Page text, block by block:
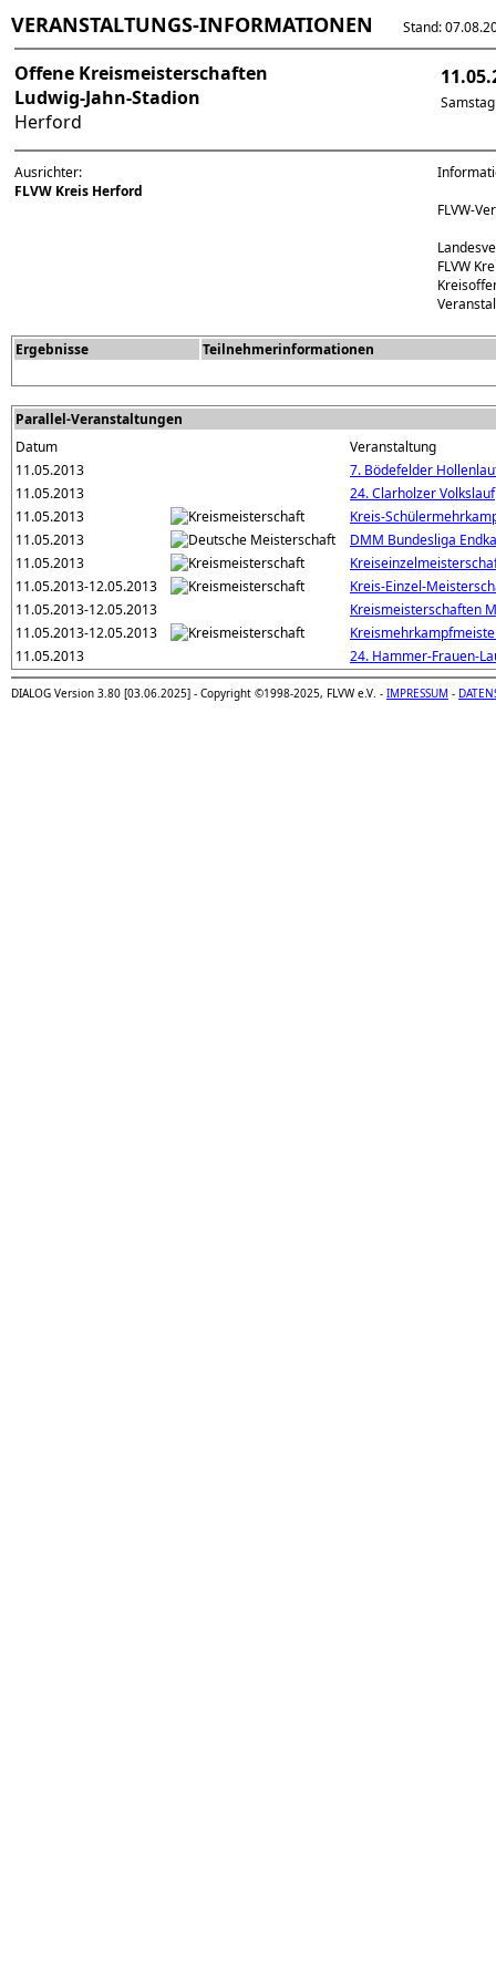
VERANSTALTUNGS-INFORMATIONEN Stand:
Offene Kreismeisterschaften
Ludwig-Jahn-Stadion
Herford
Samstag
Ausrichter:
FLVW Kreis Herford
FLVW-
FLVW
Ergebnisse Teilnehmerinformationen
Parallel-Veranstaltungen
Datum
Veranstaltung
11.05.2013
7. Bödefelder
11.05.2013
24. Clarholzer Volkslauf
11.05.2013
Kreis-
11.05.2013
DMM Bundesliga
11.05.2013
11.05.2013-12.05.2013
Kreis-Einzel-
11.05.2013-12.05.2013
Kreismeisterschaften
11.05.2013-12.05.2013
11.05.2013
24. Hammer-Frauen-
DIALOG Version 3.80 [03.06.2025] - Copyright ©1998-2025, FLVW e.V. - IMPRESSUM -